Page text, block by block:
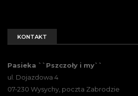
KONTAKT
Pasieka ``Pszczoły i my``
ul. Dojazdowa 4
07-230 Wysychy, poczta Zabrodzie